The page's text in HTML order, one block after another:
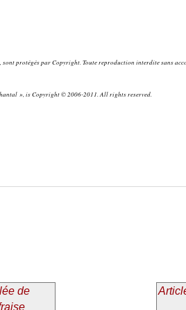
protégés par Copyright. Toute reproduction interdite sans
», is Copyright © 2006-2011. All rights reserved.
de